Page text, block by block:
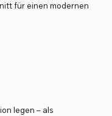
für einen modernen
legen – als